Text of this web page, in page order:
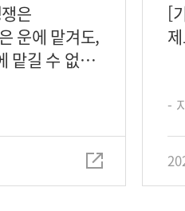
은
운에 맡겨도,
맡길 수 없다
[
-